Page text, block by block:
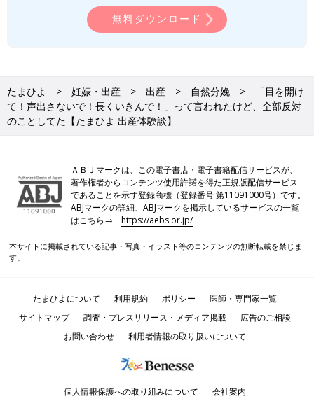
無料ダウンロード
たまひよ 妊娠・出産 出産 自然分娩
「目を開け
て！声出さないで！長くいきんで！」って言われたけど、全部反対
のことしてた【たまひよ 出産体験談】
ＡＢＪマークは、この電子書店・電子書籍配信サービスが、
著作権者からコンテンツ使用許諾を得た正規版配信サービス
であることを示す登録商標（登録番号 第11091000号）です。
ABJマークの詳細、ABJマークを掲示しているサービスの一覧
はこちら→https://aebs.or.jp/
本サイトに掲載されている記事・写真・イラスト等のコンテンツの無断転載を禁じま
す。
たまひよについて 利用規約 ポリシー
医師・専門家一覧
サイトマップ
調査・プレスリリース・メディア掲載
広告のご相談
お問い合わせ
利用者情報の取り扱いについて
個人情報保護への取り組みについて 会社案内